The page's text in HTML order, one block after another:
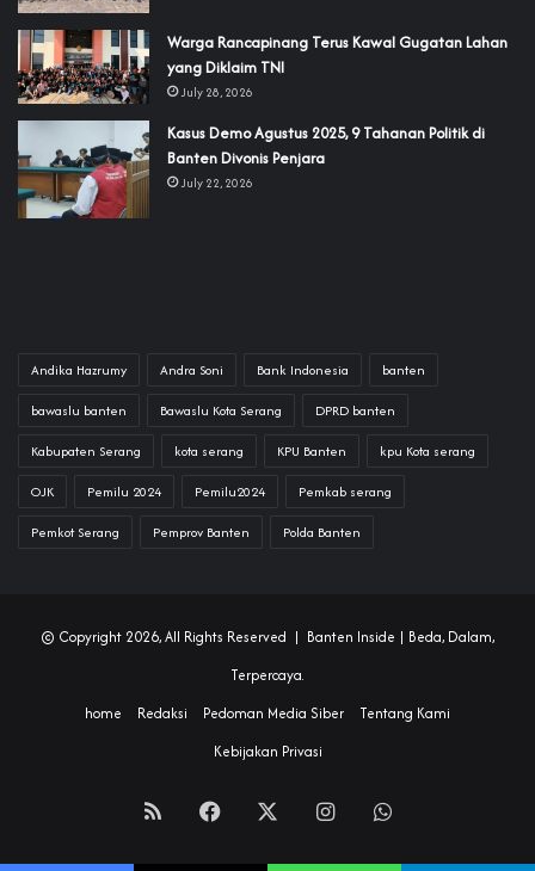
‎Warga Rancapinang Terus Kawal Gugatan Lahan
yang Diklaim TNI‎‎
July 28, 2026
‎Kasus Demo Agustus 2025, 9 Tahanan Politik di
Banten Divonis Penjara
July 22, 2026
Andika Hazrumy Andra Soni Bank Indonesia banten
bawaslu banten Bawaslu Kota Serang DPRD banten
Kabupaten Serang kota serang KPU Banten kpu Kota serang
OJK Pemilu 2024 Pemilu2024 Pemkab serang
Pemkot Serang Pemprov Banten Polda Banten
© Copyright 2026, All Rights Reserved | Banten Inside | Beda, Dalam,
Terpercaya.
home
Redaksi Pedoman Media Siber
Tentang Kami
Kebijakan Privasi
RSS Facebook InstagramWhatsApp